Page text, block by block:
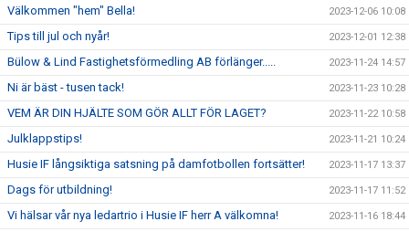
Välkommen "hem" Bella! 2023-12-06 10:08
Tips till jul och nyår! 2023-12-01 12:38
Bülow & Lind Fastighetsförmedling AB förlänger..... 2023-11-24 14:57
Ni är bäst - tusen tack! 2023-11-23 10:28
VEM ÄR DIN HJÄLTE SOM GÖR ALLT FÖR LAGET? 2023-11-22 10:58
Julklappstips! 2023-11-21 10:24
Husie IF långsiktiga satsning på damfotbollen fortsätter! 2023-11-17 13:37
Dags för utbildning! 2023-11-17 11:52
Vi hälsar vår nya ledartrio i Husie IF herr A välkomna! 2023-11-16 18:44